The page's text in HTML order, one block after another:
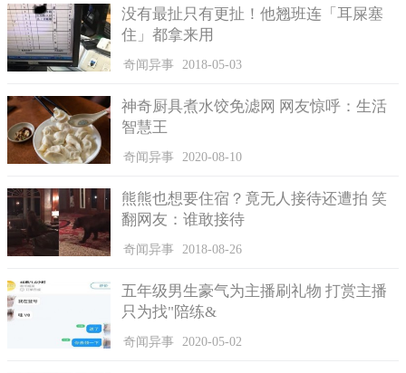
没有最扯只有更扯！他翘班连「耳屎塞
住」都拿来用
奇闻异事 2018-05-03
神奇厨具煮水饺免滤网 网友惊呼：生活
智慧王
奇闻异事 2020-08-10
熊熊也想要住宿？竟无人接待还遭拍 笑
翻网友：谁敢接待
奇闻异事 2018-08-26
五年级男生豪气为主播刷礼物 打赏主播
只为找"陪练&
奇闻异事 2020-05-02